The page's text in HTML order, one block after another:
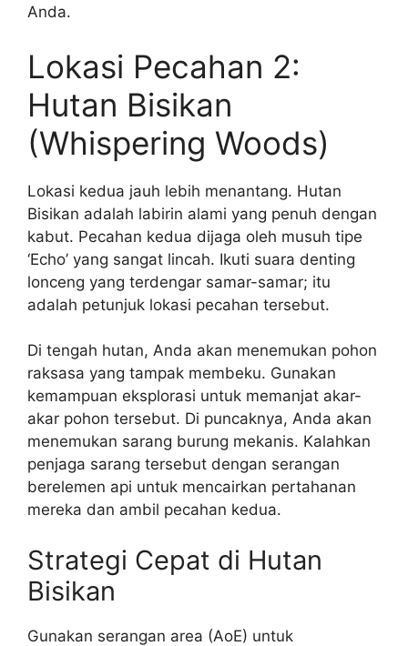
Anda.
Lokasi Pecahan 2:
Hutan Bisikan
(Whispering Woods)
Lokasi kedua jauh lebih menantang. Hutan
Bisikan adalah labirin alami yang penuh dengan
kabut. Pecahan kedua dijaga oleh musuh tipe
‘Echo’ yang sangat lincah. Ikuti suara denting
lonceng yang terdengar samar-samar; itu
adalah petunjuk lokasi pecahan tersebut.
Di tengah hutan, Anda akan menemukan pohon
raksasa yang tampak membeku. Gunakan
kemampuan eksplorasi untuk memanjat akar-
akar pohon tersebut. Di puncaknya, Anda akan
menemukan sarang burung mekanis. Kalahkan
penjaga sarang tersebut dengan serangan
berelemen api untuk mencairkan pertahanan
mereka dan ambil pecahan kedua.
Strategi Cepat di Hutan
Bisikan
Gunakan serangan area (AoE) untuk